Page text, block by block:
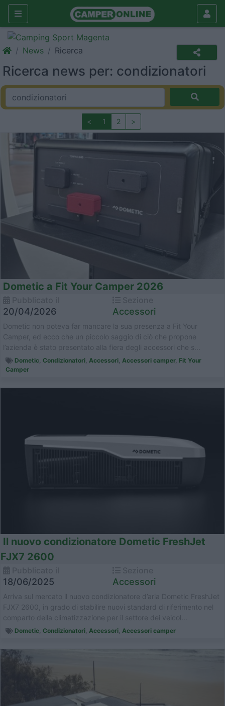
News Ricerca
Ricerca news per: condizionatori
< 1 2 >
Dometic a Fit Your Camper 2026
20/04/2026 Accessori
Dometic non poteva far mancare la sua presenza a Fit Your
Camper, ed ecco che un piccolo saggio di ciò che propone
l’azienda è stato presentato alla fiera degli accessori che s...
Dometic Condizionatori Accessori Accessori camper, Fit Your
Camper
Il nuovo condizionatore Dometic FreshJet
FJX7 2600
18/06/2025 Accessori
Arriva sul mercato il nuovo condizionatore d’aria Dometic FreshJet
FJX7 2600, in grado di stabilire nuovi standard di riferimento nel
comparto della climatizzazione per il settore dei veicol...
Dometic Condizionatori Accessori Accessori camper